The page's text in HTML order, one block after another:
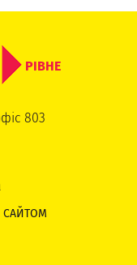
РІВНЕ
803
САЙТОМ